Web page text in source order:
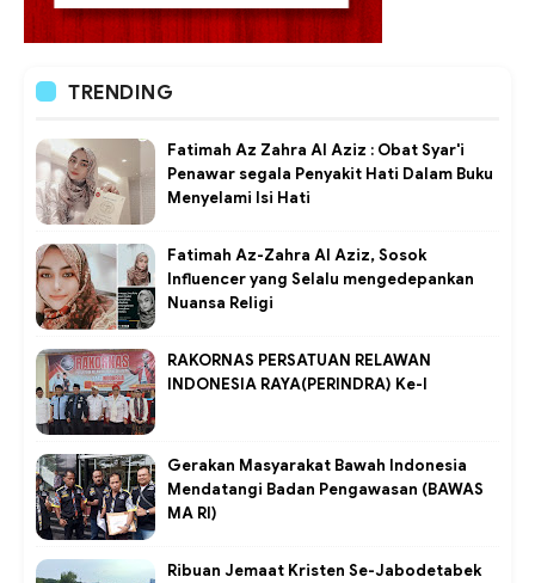
TRENDING
Fatimah Az Zahra Al Aziz : Obat Syar'i
Penawar segala Penyakit Hati Dalam Buku
Menyelami Isi Hati
Fatimah Az-Zahra Al Aziz, Sosok
Influencer yang Selalu mengedepankan
Nuansa Religi
RAKORNAS PERSATUAN RELAWAN
INDONESIA RAYA(PERINDRA) Ke-I
Gerakan Masyarakat Bawah Indonesia
Mendatangi Badan Pengawasan (BAWAS
MA RI)
Ribuan Jemaat Kristen Se-Jabodetabek